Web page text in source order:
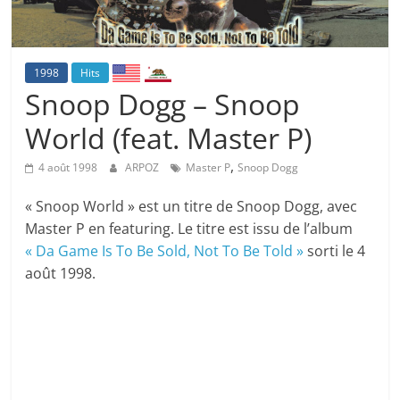
1998 Hits
Snoop Dogg – Snoop
World (feat. Master P)
4 août 1998 ARPOZ Master P,Snoop Dogg
« Snoop World » est un titre de Snoop Dogg, avec
Master P en featuring. Le titre est issu de l’album
« Da Game Is To Be Sold, Not To Be Told »sorti le 4
août 1998.